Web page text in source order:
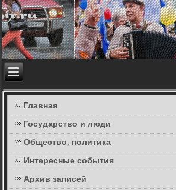
Главная
Государство и люди
Общество, политика
Интересные события
Архив записей